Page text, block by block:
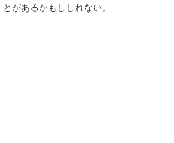
とがあるかもししれない。